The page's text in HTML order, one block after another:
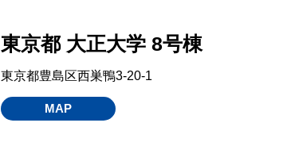
東京都 大正大学 8号棟
東京都豊島区西巣鴨3-20-1
MAP